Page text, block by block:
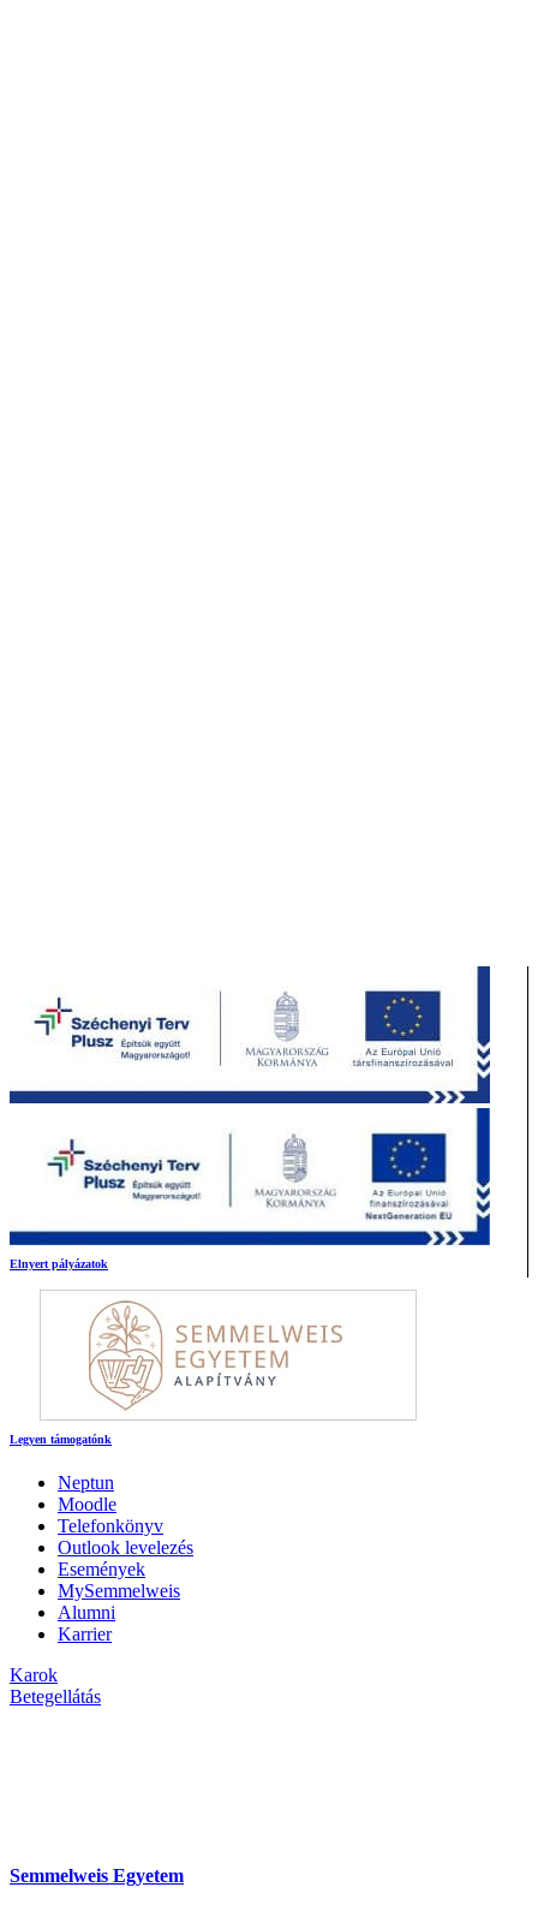
Elnyert pályázatok
Legyen támogatónk
Neptun
Moodle
Telefonkönyv
Outlook levelezés
Események
MySemmelweis
Alumni
Karrier
Karok
Betegellátás
Semmelweis Egyetem